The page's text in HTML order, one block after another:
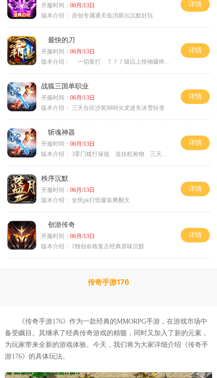
开服时间： 06月/13日
版本介绍：
原创专属通关低消新出沉默好玩
详情
最快的刀
开服时间： 06月/13日
版本介绍：
一切靠打 ７７７级以上怪物爆终极
详情
战狐三国单职业
开服时间： 06月/13日
版本介绍：
三天合区沙奖8888火龙迷失冰雪轻变
详情
斩魂神器
开服时间： 06月/13日
版本介绍： 3零门槛打保值 送挂机捡物 三天合区
详情
秩序沉默
开服时间： 06月/13日
版本介绍： 全民pk打怪爆装爽翻天
详情
创游传奇
开服时间： 06月/13日
版本介绍：
1独创命格复古经典原味沉默
详情
传奇手游176
《传奇手游176》作为一款经典的MMORPG手游，在游戏市场中
备受瞩目。其继承了经典传奇游戏的精髓，同时又加入了新的元素，
为玩家带来全新的游戏体验。今天，我们将为大家详细介绍《传奇手
游176》的具体玩法。